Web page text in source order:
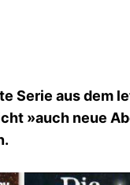
Serie aus dem
»auch neue